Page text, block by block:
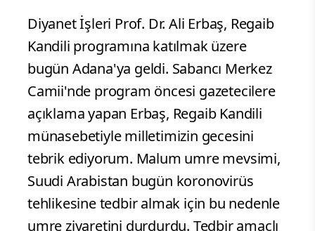
Diyanet İşleri Prof. Dr. Ali Erbaş, Regaib
Kandili programına katılmak üzere
bugün Adana'ya geldi. Sabancı Merkez
Camii'nde program öncesi gazetecilere
açıklama yapan Erbaş, Regaib Kandili
münasebetiyle milletimizin gecesini
tebrik ediyorum. Malum umre mevsimi,
Suudi Arabistan bugün koronovirüs
tehlikesine tedbir almak için bu nedenle
umre ziyaretini durdurdu. Tedbir amaçlı